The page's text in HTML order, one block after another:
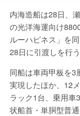
内海造船は28日、
の光洋海運向け
ルーハピネス」を
28日に引渡しを行う
同船は車両甲板を3
実現したほか、12
ラック1台、乗用車
状船首・単胴型普